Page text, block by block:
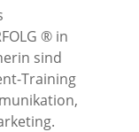
® in
sind
Training